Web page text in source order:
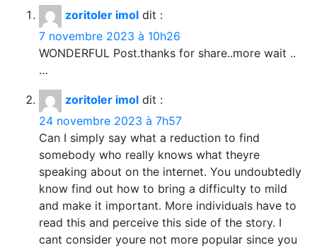
zoritoler imol dit :
7 novembre 2023 à 10h26
WONDERFUL Post.thanks for share..more wait ..
…
zoritoler imol dit :
24 novembre 2023 à 7h57
Can I simply say what a reduction to find
somebody who really knows what theyre
speaking about on the internet. You undoubtedly
know find out how to bring a difficulty to mild
and make it important. More individuals have to
read this and perceive this side of the story. I
cant consider youre not more popular since you